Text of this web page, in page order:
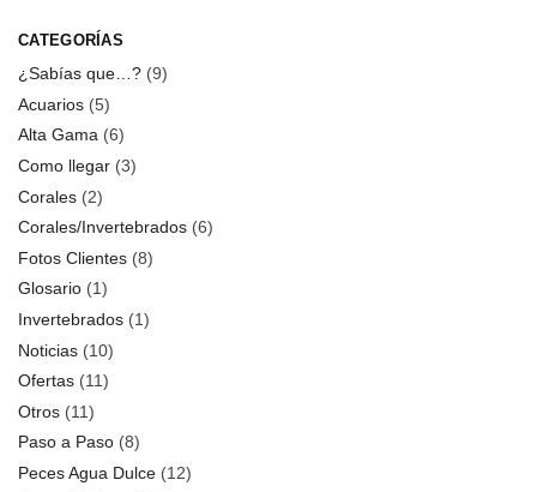
CATEGORÍAS
¿Sabías que…? (9)
Acuarios (5)
Alta Gama (6)
Como llegar (3)
Corales (2)
Corales/Invertebrados (6)
Fotos Clientes (8)
Glosario (1)
Invertebrados (1)
Noticias (10)
Ofertas (11)
Otros (11)
Paso a Paso (8)
Peces Agua Dulce (12)